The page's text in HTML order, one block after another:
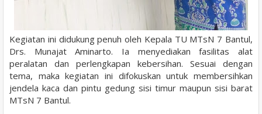
Kegiatan ini didukung penuh oleh Kepala TU MTsN 7 Bantul,
Drs. Munajat Aminarto. Ia menyediakan fasilitas alat
peralatan dan perlengkapan kebersihan. Sesuai dengan
tema, maka kegiatan ini difokuskan untuk membersihkan
jendela kaca dan pintu gedung sisi timur maupun sisi barat
MTsN 7 Bantul.